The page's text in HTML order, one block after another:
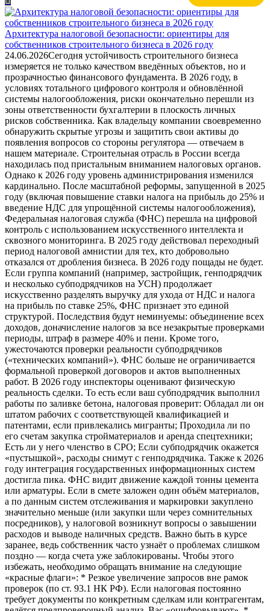
Архитектура налоговой безопасности: ориентиры для
собственников строительного бизнеса в 2026 году
24.06.2026Сегодня устойчивость строительного бизнеса
измеряется не только качеством введённых объектов, но и
прозрачностью финансового фундамента. В 2026 году, в
условиях тотального цифрового контроля и обновлённой
системы налогообложения, риски окончательно перешли из
зоны ответственности бухгалтерии в плоскость личных
рисков собственника. Как владельцу компании своевременно
обнаружить скрытые угрозы и защитить свои активы до
появления вопросов со стороны регулятора — отвечаем в
нашем материале. Строительная отрасль в России всегда
находилась под пристальным вниманием налоговых органов.
Однако к 2026 году уровень администрирования изменился
кардинально. После масштабной реформы, запущенной в 2025
году (включая повышение ставки налога на прибыль до 25% и
введение НДС для упрощённой системы налогообложения),
Федеральная налоговая служба (ФНС) перешла на цифровой
контроль с использованием искусственного интеллекта и
сквозного мониторинга. В 2025 году действовал переходный
период налоговой амнистии для тех, кто добровольно
отказался от дробления бизнеса. В 2026 году пощады не будет.
Если группа компаний (например, застройщик, генподрядчик
и несколько субподрядчиков на УСН) продолжает
искусственно разделять выручку для ухода от НДС и налога
на прибыль по ставке 25%, ФНС признает это единой
структурой. Последствия будут неминуемы: объединение всех
доходов, доначисление налогов за все незакрытые проверками
периоды, штраф в размере 40% и пени. Кроме того,
ужесточаются проверки реальности субподрядчиков
(«технических компаний»). ФНС больше не ограничивается
формальной проверкой договоров и актов выполненных
работ. В 2026 году инспекторы оценивают физическую
реальность сделки. То есть если ваш субподрядчик выполнил
работы по заливке бетона, налоговая проверит: Обладал ли он
штатом рабочих с соответствующей квалификацией и
патентами, если привлекались мигранты; Проходила ли по
его счетам закупка стройматериалов и аренда спецтехники;
Есть ли у него членство в СРО; Если субподрядчик окажется
«пустышкой», расходы снимут с генподрядчика. Также к 2026
году интеграция государственных информационных систем
достигла пика. ФНС видит движение каждой тонны цемента
или арматуры. Если в смете заложен один объём материалов,
а по данным систем отслеживания и маркировки закуплено
значительно меньше (или закупки шли через сомнительных
посредников), у налоговой возникнут вопросы о завышении
расходов и выводе наличных средств. Важно быть в курсе
заранее, ведь собственник часто узнаёт о проблемах слишком
поздно — когда счета уже заблокированы. Чтобы этого
избежать, необходимо обращать внимание на следующие
«красные флаги»: * Резкое увеличение запросов вне рамок
проверок (по ст. 93.1 НК РФ). Если налоговая постоянно
требует документы по конкретным сделкам или контрагентам,